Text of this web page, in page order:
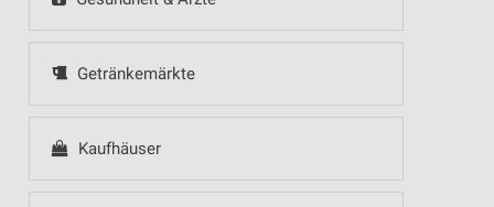
Getränkemärkte
Kaufhäuser